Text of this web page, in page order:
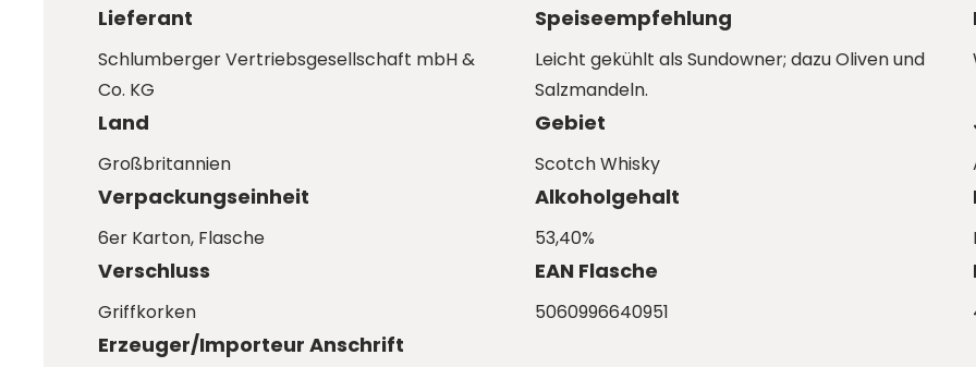
Lieferant
Schlumberger Vertriebsgesellschaft mbH &
Co. KG
Speiseempfehlung
Leicht gekühlt als Sundowner; dazu Oliven und
Salzmandeln.
Land
Großbritannien
Gebiet
Scotch Whisky
Verpackungseinheit
6er Karton, Flasche
Alkoholgehalt
53,40%
Verschluss
Griffkorken
EAN Flasche
5060996640951
Erzeuger/Importeur Anschrift